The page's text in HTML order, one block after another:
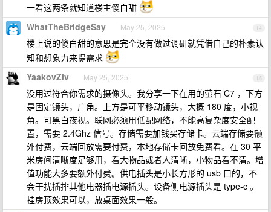
一看这两条就知道楼主傻白甜
14
WhatTheBridgeSay May 25, 2025
楼上说的傻白甜的意思是完全没有做过调研就凭借自己的朴素认
知和想象力来提需求
15
YaakovZiv May 25, 2025
没用过符合你需求的摄像头。我分享一下在用的萤石 C7 ，下方
是固定镜头，广角。上方是可平移动镜头，大概 180 度，小视
角。可黑白夜视。联网必须用低配网络，不能高复杂度安全配
置，需要 2.4Ghz 信号。存储需要加钱买存储卡。云端存储要额
外付费，云端回放需要付费，本地存储卡回放免费看。在 30 平
米房间清晰度足够用，看大物品或者人清晰，小物品看不清。增
值功能大多要额外付费。供电插头是小长方形的 usb 口的，不
会干扰插排其他电器插电源插头。设备侧电源插头是 type-c 。
挂房顶效果可以，放桌面效果一般。